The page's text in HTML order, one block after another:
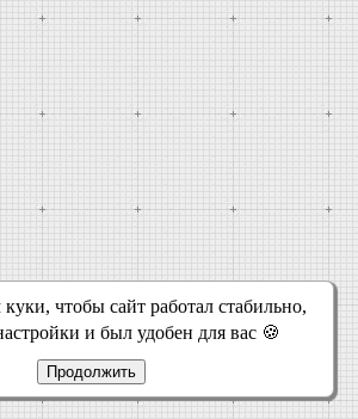
чтобы сайт работал стабильно,
и был удобен для вас 🍪
Продолжить